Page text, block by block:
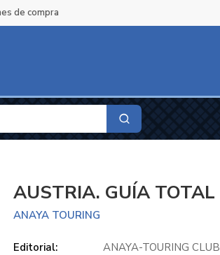
de compra
AUSTRIA. GUÍA TOTAL
ANAYA TOURING
Editorial:
ANAYA-TOURING CLUB